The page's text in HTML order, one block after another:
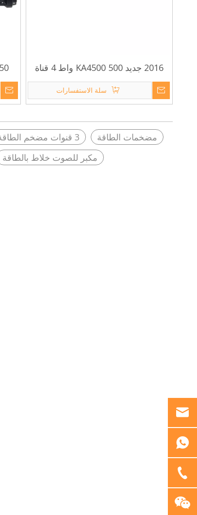
2016 جديد KA4500 500 واط 4 قناة
عالية مكبر كهربائي
سلة الاستفسارات
3 قنوات مضخم الطاقة
مضخمات الطاقة
مكبر للصوت خلاط بالطاقة